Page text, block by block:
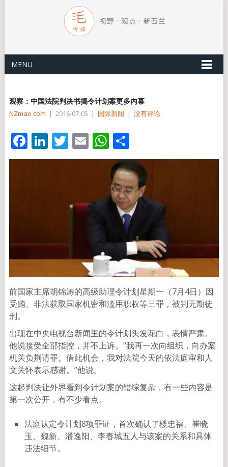
MENU
观察：中国法院判决书揭令计划案更多内幕
NZmao com | 2016-07-05 | 国际新闻 | 没有评论
Facebook
LinkedIn
Twitter
EmailWhatsApp
分
享
前国家主席胡锦涛的高级助理令计划星期一（7月4日）因
受贿、非法获取国家机密和滥用职权等三罪，被判无期徒
刑。
出现在中央电视台新闻里的令计划头发花白，表情严肃。
他说接受全部指控，并不上诉。“我再一次向组织，向办案
机关负荆请罪。借此机会，我对法院今天的依法庭审和人
文关怀表示感谢。”他说。
这起判决让外界看到令计划案的错综复杂，有一些内容是
第一次公开，有不少看点。
法庭认定令计划8项罪证，首次确认了楼忠福、崔晓
玉、魏新、潘逸阳、李春城五人与该案的关系和具体
违法细节。